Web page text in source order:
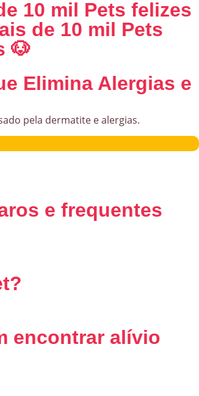
10 mil Pets felizes
de 10 mil Pets
🐶
Elimina Alergias e
pela dermatite e alergias.
e frequentes
encontrar alívio